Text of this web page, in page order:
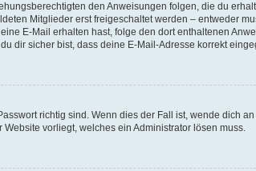
den Anweisungen folgen, die du
Mitglieder erst freigeschaltet werden – entweder
E-Mail erhalten hast, folge den dort enthaltenen
dir sicher bist, dass deine E-Mail-Adresse korrekt
richtig sind. Wenn dies der Fall ist, wende dich
vorliegt, welches ein Administrator lösen muss.